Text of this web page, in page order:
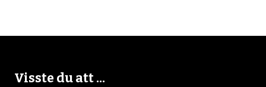
Visste du att ...